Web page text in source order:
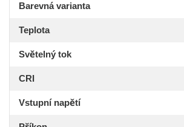
Barevná varianta
Teplota
Světelný tok
CRI
Vstupní napětí